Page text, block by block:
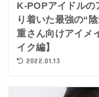
K-POPアイドルの
り着いた最強の“
重さん向けアイメ
イク編】
2022.01.13